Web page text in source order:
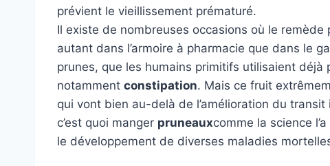
prévient le vieillissement prématuré.
Il existe de nombreuses occasions où le
autant dans l’armoire à pharmacie que dans le
prunes, que les humains primitifs utilisaient
notamment constipation. Mais ce fruit
qui vont bien au-delà de l’amélioration du
c’est quoi manger pruneauxcomme la science
le développement de diverses maladies